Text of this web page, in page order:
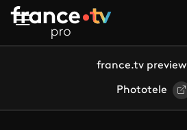
Aller au contenu principal
france.tv preview
Phototele